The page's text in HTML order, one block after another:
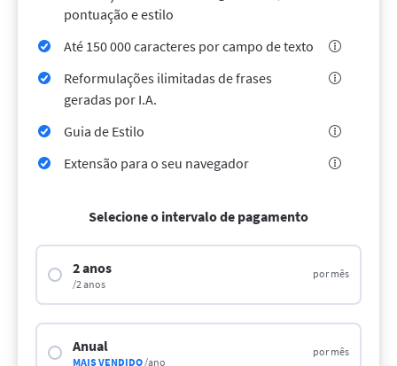
LibreOffice
API de Revisão
Blog
Carreiras
Ajuda
Privacidade
Termos e Condições
pontuação e estilo
Até 150 000 caracteres por campo de texto
Reformulações ilimitadas de frases
geradas por I.A.
Guia de Estilo
Extensão para o seu navegador
Selecione o intervalo de pagamento
2 anos
/2 anos
por mês
Anual
MAIS VENDIDO/ano
por mês